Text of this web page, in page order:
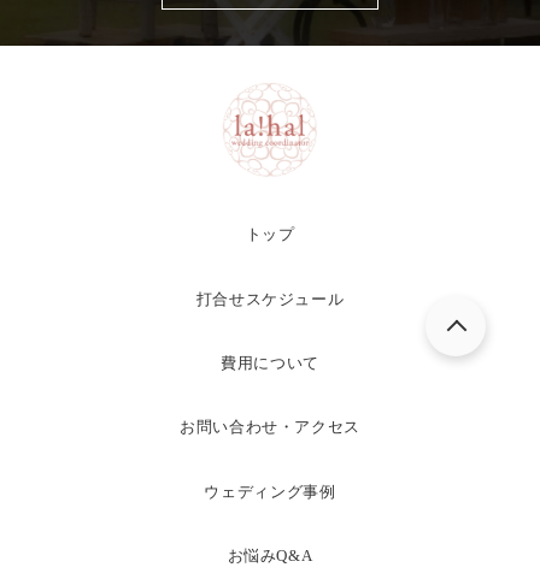
トップ
打合せスケジュール
費用について
お問い合わせ・アクセス
ウェディング事例
お悩みQ&A